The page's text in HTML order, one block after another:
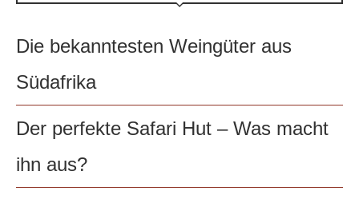
Die bekanntesten Weingüter aus
Südafrika
Der perfekte Safari Hut – Was macht
ihn aus?